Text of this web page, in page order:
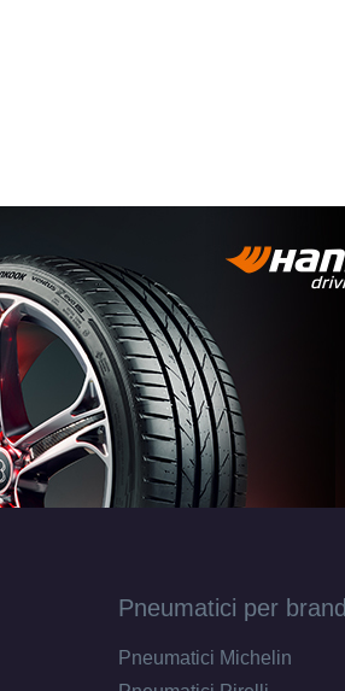
Pneumatici per brand
Pneumatici Michelin